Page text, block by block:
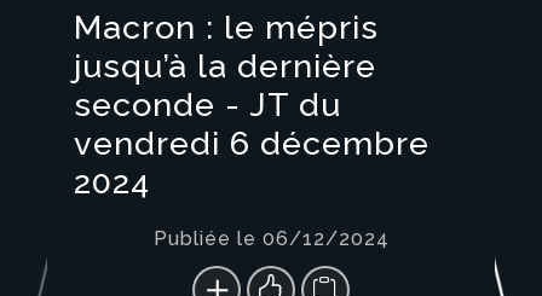
Video
Macron : le mépris
jusqu’à la dernière
seconde - JT du
vendredi 6 décembre
2024
Publiée le 06/12/2024